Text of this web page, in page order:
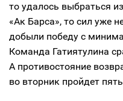
то удалось выбраться
«Ак Барса», то сил уже
добыли победу с
Команда Гатиятулина
А противостояние
во вторник пройдет